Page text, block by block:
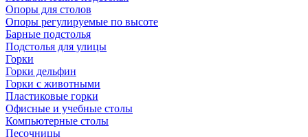
Опоры для столов
Опоры регулируемые по высоте
Барные подстолья
Подстолья для улицы
Горки
Горки дельфин
Горки с животными
Пластиковые горки
Офисные и учебные столы
Компьютерные столы
Песочницы